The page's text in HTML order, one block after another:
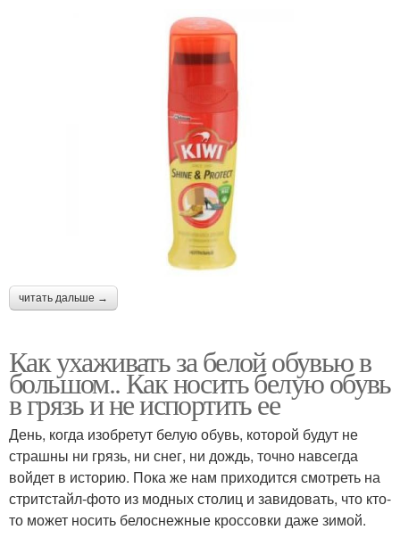
читать дальше →
Как ухаживать за белой обувью в
большом.. Как носить белую обувь
в грязь и не испортить ее
День, когда изобретут белую обувь, которой будут не
страшны ни грязь, ни снег, ни дождь, точно навсегда
войдет в историю. Пока же нам приходится смотреть на
стритстайл-фото из модных столиц и завидовать, что кто-
то может носить белоснежные кроссовки даже зимой.